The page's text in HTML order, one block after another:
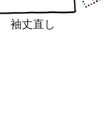
袖丈直し